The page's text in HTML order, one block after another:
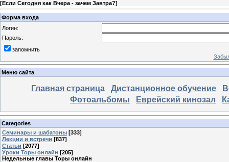
[Если Сегодня как Вчера - зачем Завтра?]
Форма входа
Логин:
Пароль:
запомнить
Меню сайта
Главная страница Дистанционное обучение
Фотоальбомы
Еврейский кинозал
Categories
Семинары и шабатоны [333]
Лекции и встречи [837]
Статьи [2077]
Уроки Торы онлайн [205]
Недельные главы Торы онлайн